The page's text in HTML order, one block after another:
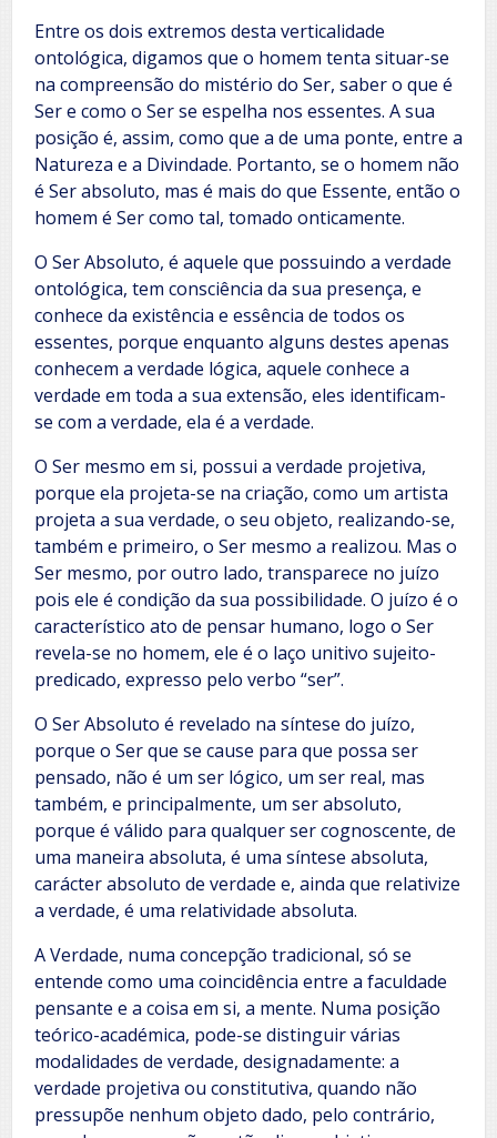
Entre os dois extremos desta verticalidade
ontológica, digamos que o homem tenta situar-se
na compreensão do mistério do Ser, saber o que é
Ser e como o Ser se espelha nos essentes. A sua
posição é, assim, como que a de uma ponte, entre a
Natureza e a Divindade. Portanto, se o homem não
é Ser absoluto, mas é mais do que Essente, então o
homem é Ser como tal, tomado onticamente.
O Ser Absoluto, é aquele que possuindo a verdade
ontológica, tem consciência da sua presença, e
conhece da existência e essência de todos os
essentes, porque enquanto alguns destes apenas
conhecem a verdade lógica, aquele conhece a
verdade em toda a sua extensão, eles identificam-
se com a verdade, ela é a verdade.
O Ser mesmo em si, possui a verdade projetiva,
porque ela projeta-se na criação, como um artista
projeta a sua verdade, o seu objeto, realizando-se,
também e primeiro, o Ser mesmo a realizou. Mas o
Ser mesmo, por outro lado, transparece no juízo
pois ele é condição da sua possibilidade. O juízo é o
característico ato de pensar humano, logo o Ser
revela-se no homem, ele é o laço unitivo sujeito-
predicado, expresso pelo verbo “ser”.
O Ser Absoluto é revelado na síntese do juízo,
porque o Ser que se cause para que possa ser
pensado, não é um ser lógico, um ser real, mas
também, e principalmente, um ser absoluto,
porque é válido para qualquer ser cognoscente, de
uma maneira absoluta, é uma síntese absoluta,
carácter absoluto de verdade e, ainda que relativize
a verdade, é uma relatividade absoluta.
A Verdade, numa concepção tradicional, só se
entende como uma coincidência entre a faculdade
pensante e a coisa em si, a mente. Numa posição
teórico-académica, pode-se distinguir várias
modalidades de verdade, designadamente: a
verdade projetiva ou constitutiva, quando não
pressupõe nenhum objeto dado, pelo contrário,